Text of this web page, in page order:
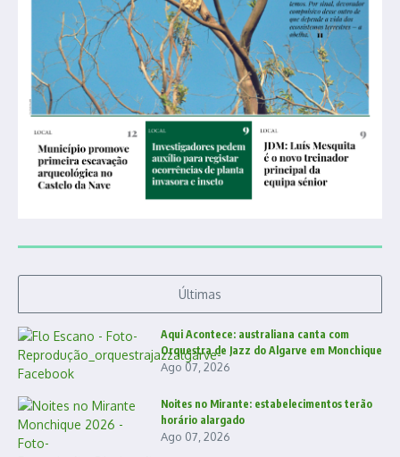
Últimas
Aqui Acontece: australiana canta com
Orquestra de Jazz do Algarve em Monchique
Ago 07, 2026
Noites no Mirante: estabelecimentos terão
horário alargado
Ago 07, 2026